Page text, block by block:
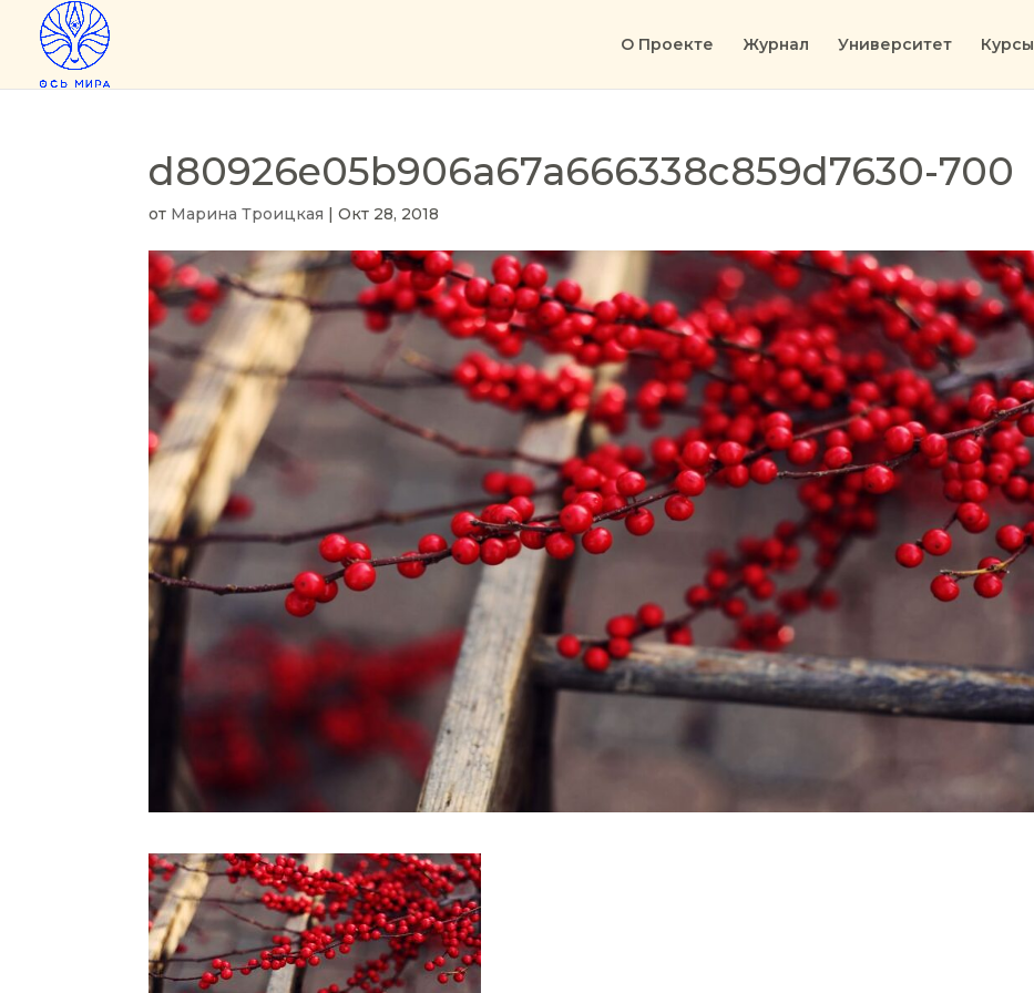
О Проекте Журнал Университет Курсы
d80926e05b906a67a666338c859d7630-700
от Марина Троицкая |Окт 28, 2018